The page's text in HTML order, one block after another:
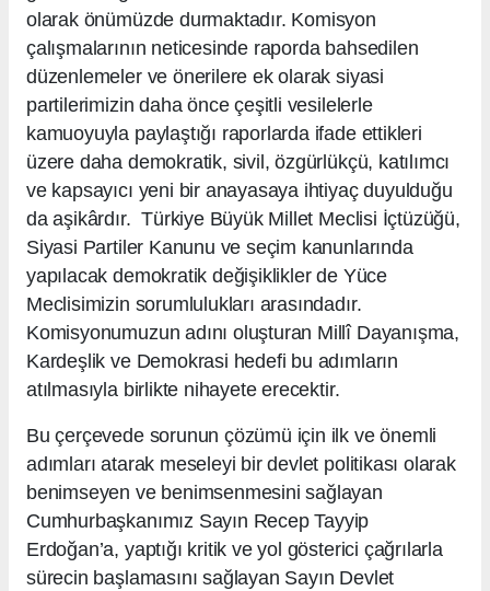
olarak önümüzde durmaktadır. Komisyon
çalışmalarının neticesinde raporda bahsedilen
düzenlemeler ve önerilere ek olarak siyasi
partilerimizin daha önce çeşitli vesilelerle
kamuoyuyla paylaştığı raporlarda ifade ettikleri
üzere daha demokratik, sivil, özgürlükçü, katılımcı
ve kapsayıcı yeni bir anayasaya ihtiyaç duyulduğu
da aşikârdır. Türkiye Büyük Millet Meclisi İçtüzüğü,
Siyasi Partiler Kanunu ve seçim kanunlarında
yapılacak demokratik değişiklikler de Yüce
Meclisimizin sorumlulukları arasındadır.
Komisyonumuzun adını oluşturan Millî Dayanışma,
Kardeşlik ve Demokrasi hedefi bu adımların
atılmasıyla birlikte nihayete erecektir.
Bu çerçevede sorunun çözümü için ilk ve önemli
adımları atarak meseleyi bir devlet politikası olarak
benimseyen ve benimsenmesini sağlayan
Cumhurbaşkanımız Sayın Recep Tayyip
Erdoğan’a, yaptığı kritik ve yol gösterici çağrılarla
sürecin başlamasını sağlayan Sayın Devlet